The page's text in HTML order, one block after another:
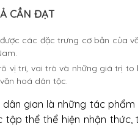
CẦN ĐẠT
các đặc trưng cơ bản của
vị trí, vai trò và những giá trị
hoá dân tộc.
gian là những tác
tập thể thể hiện nhận